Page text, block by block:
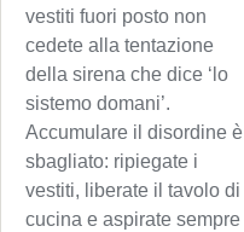
vestiti fuori posto non
cedete alla tentazione
della sirena che dice ‘lo
sistemo domani’.
Accumulare il disordine è
sbagliato: ripiegate i
vestiti, liberate il tavolo di
cucina e aspirate sempre